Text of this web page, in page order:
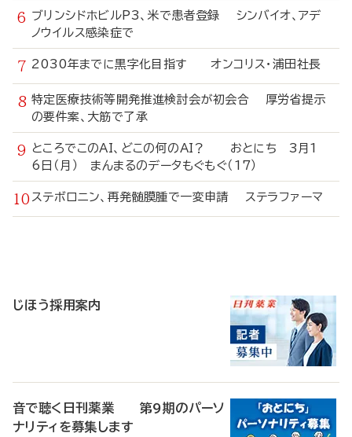
ブリンシドホビルP3、米で患者登録 シンバイオ、アデ
ノウイルス感染症で
2030年までに黒字化目指す オンコリス・浦田社長
特定医療技術等開発推進検討会が初会合 厚労省提示
の要件案、大筋で了承
ところでこのAI、どこの何のAI？ おとにち 3月1
6日（月） まんまるのデータもぐもぐ（17）
ステボロニン、再発髄膜腫で一変申請 ステラファーマ
じほう採用案内
音で聴く日刊薬業 第9期のパーソ
ナリティを募集します